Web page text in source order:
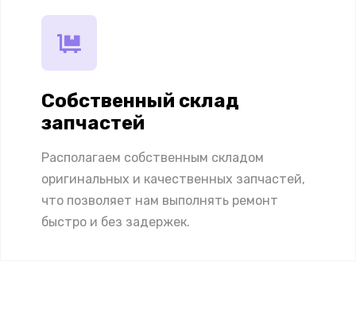
Собственный склад
запчастей
Располагаем собственным складом
оригинальных и качественных запчастей,
что позволяет нам выполнять ремонт
быстро и без задержек.